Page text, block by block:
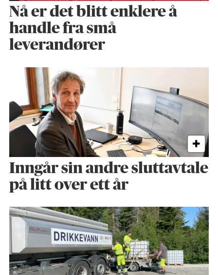
Nå er det blitt enklere å
handle fra små
leverandører
Inngår sin andre sluttavtale
på litt over ett år